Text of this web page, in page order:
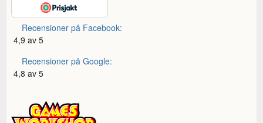
Recensioner på Facebook:
4,9 av 5
Recensioner på Google:
4,8 av 5